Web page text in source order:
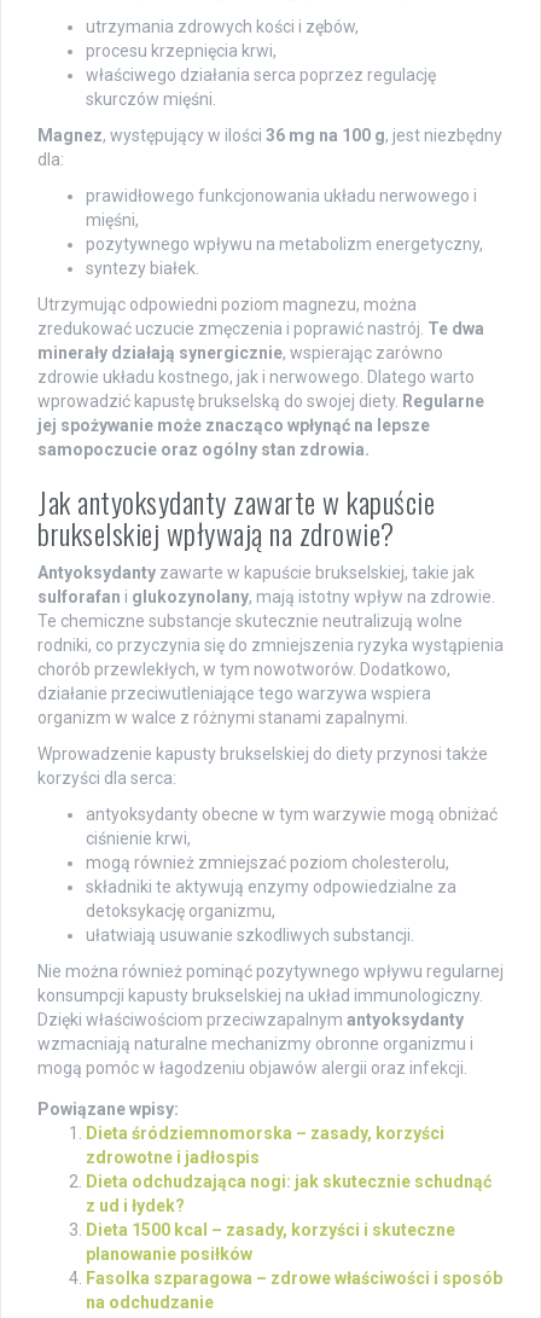
utrzymania zdrowych kości i zębów,
procesu krzepnięcia krwi,
właściwego działania serca poprzez regulację
skurczów mięśni.
Magnez, występujący w ilości 36 mg na 100 g, jest niezbędny
dla:
prawidłowego funkcjonowania układu nerwowego i
mięśni,
pozytywnego wpływu na metabolizm energetyczny,
syntezy białek.
Utrzymując odpowiedni poziom magnezu, można
zredukować uczucie zmęczenia i poprawić nastrój. Te dwa
minerały działają synergicznie, wspierając zarówno
zdrowie układu kostnego, jak i nerwowego. Dlatego warto
wprowadzić kapustę brukselską do swojej diety. Regularne
jej spożywanie może znacząco wpłynąć na lepsze
samopoczucie oraz ogólny stan zdrowia.
Jak antyoksydanty zawarte w kapuście
brukselskiej wpływają na zdrowie?
Antyoksydanty zawarte w kapuście brukselskiej, takie jak
sulforafan i glukozynolany, mają istotny wpływ na zdrowie.
Te chemiczne substancje skutecznie neutralizują wolne
rodniki, co przyczynia się do zmniejszenia ryzyka wystąpienia
chorób przewlekłych, w tym nowotworów. Dodatkowo,
działanie przeciwutleniające tego warzywa wspiera
organizm w walce z różnymi stanami zapalnymi.
Wprowadzenie kapusty brukselskiej do diety przynosi także
korzyści dla serca:
antyoksydanty obecne w tym warzywie mogą obniżać
ciśnienie krwi,
mogą również zmniejszać poziom cholesterolu,
składniki te aktywują enzymy odpowiedzialne za
detoksykację organizmu,
ułatwiają usuwanie szkodliwych substancji.
Nie można również pominąć pozytywnego wpływu regularnej
konsumpcji kapusty brukselskiej na układ immunologiczny.
Dzięki właściwościom przeciwzapalnym antyoksydanty
wzmacniają naturalne mechanizmy obronne organizmu i
mogą pomóc w łagodzeniu objawów alergii oraz infekcji.
Powiązane wpisy:
Dieta śródziemnomorska – zasady, korzyści
zdrowotne i jadłospis
Dieta odchudzająca nogi: jak skutecznie schudnąć
z ud i łydek?
Dieta 1500 kcal – zasady, korzyści i skuteczne
planowanie posiłków
Fasolka szparagowa – zdrowe właściwości i sposób
na odchudzanie